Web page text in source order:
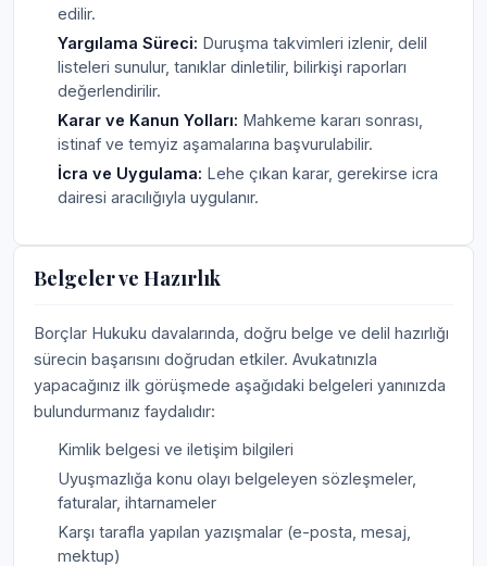
edilir.
Yargılama Süreci: Duruşma takvimleri izlenir, delil
listeleri sunulur, tanıklar dinletilir, bilirkişi raporları
değerlendirilir.
Karar ve Kanun Yolları: Mahkeme kararı sonrası,
istinaf ve temyiz aşamalarına başvurulabilir.
İcra ve Uygulama: Lehe çıkan karar, gerekirse icra
dairesi aracılığıyla uygulanır.
Belgeler ve Hazırlık
Borçlar Hukuku davalarında, doğru belge ve delil hazırlığı
sürecin başarısını doğrudan etkiler. Avukatınızla
yapacağınız ilk görüşmede aşağıdaki belgeleri yanınızda
bulundurmanız faydalıdır:
Kimlik belgesi ve iletişim bilgileri
Uyuşmazlığa konu olayı belgeleyen sözleşmeler,
faturalar, ihtarnameler
Karşı tarafla yapılan yazışmalar (e-posta, mesaj,
mektup)